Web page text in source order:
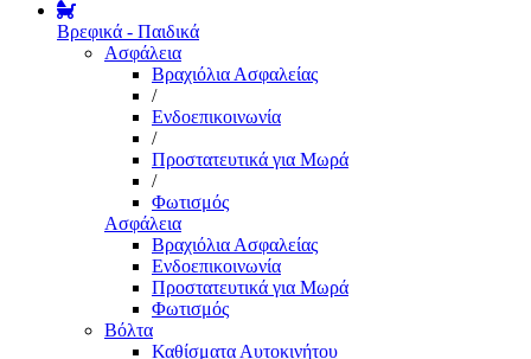
Βρεφικά - Παιδικά
Ασφάλεια
Βραχιόλια Ασφαλείας
/
Ενδοεπικοινωνία
/
Προστατευτικά για Μωρά
/
Φωτισμός
Ασφάλεια
Βραχιόλια Ασφαλείας
Ενδοεπικοινωνία
Προστατευτικά για Μωρά
Φωτισμός
Βόλτα
Καθίσματα Αυτοκινήτου